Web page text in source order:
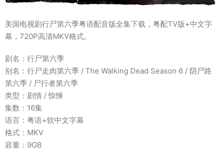
美国电视剧行尸第六季粤语配音版全集下载，粤配TV版+中文字
幕，720P高清MKV格式。
剧名：行尸第六季
别名：行尸走肉第六季 / The Walking Dead Season 6 / 阴尸路
第六季 / 尸行者第六季
类型：剧情 / 惊悚
集数：16集
语言：粤语+软中文字幕
格式：MKV
容量：9GB